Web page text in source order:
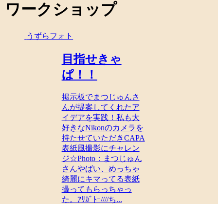
ワークショップ
うずらフォト
目指せきゃ
ぱ！！
掲示板でまつじゅんさ
んが提案してくれたア
イデアを実践！私も大
好きなNikonのカメラを
持たせていただきCAPA
表紙風撮影にチャレン
ジ☆Photo：まつじゅん
さんやばい、めっちゃ
綺麗にキマってる表紙
撮ってもらっちゃっ
た。ｱﾘｶﾞﾄｰ////ち...